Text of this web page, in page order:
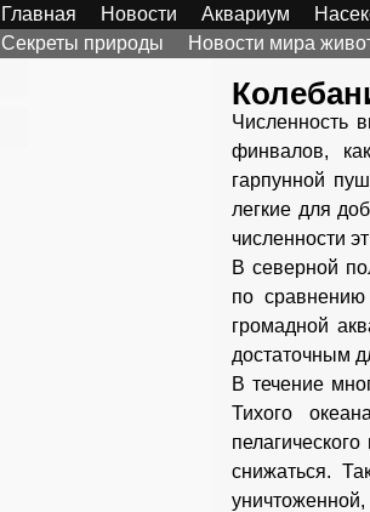
Главная Новости Аквариум
Секреты природы
Новости мира
Численность
финвалов,
гарпунной
легкие для
численности
В северной
по
громадной
достаточным
В течение
Тихого
снижаться.